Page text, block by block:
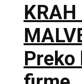
Preko